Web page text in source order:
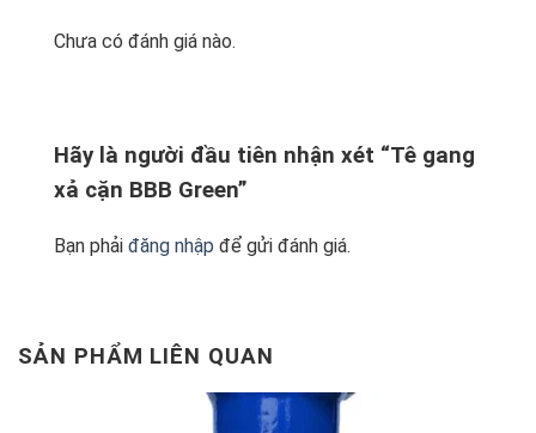
Chưa có đánh giá nào.
Hãy là người đầu tiên nhận xét “Tê gang
xả cặn BBB Green”
Bạn phải đăng nhập để gửi đánh giá.
SẢN PHẨM LIÊN QUAN